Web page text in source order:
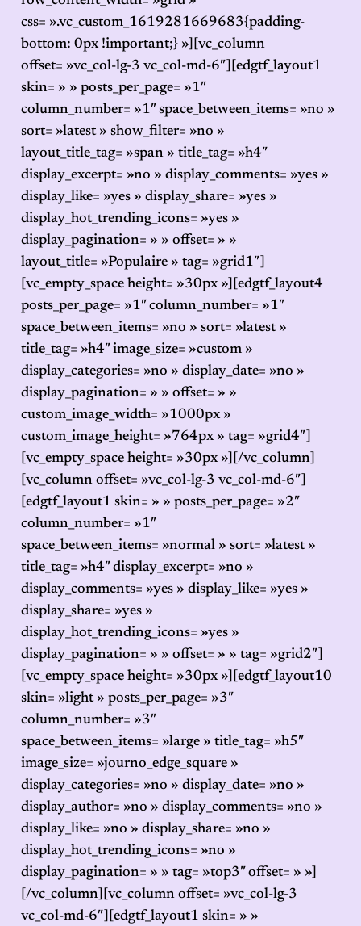
css= ».vc_custom_1619281669683{padding-
bottom: 0px !important;} »][vc_column
offset= »vc_col-lg-3 vc_col-md-6″][edgtf_layout1
skin= » » posts_per_page= »1″
column_number= »1″ space_between_items= »no »
sort= »latest » show_filter= »no »
layout_title_tag= »span » title_tag= »h4″
display_excerpt= »no » display_comments= »yes »
display_like= »yes » display_share= »yes »
display_hot_trending_icons= »yes »
display_pagination= » » offset= » »
layout_title= »Populaire » tag= »grid1″]
[vc_empty_space height= »30px »][edgtf_layout4
posts_per_page= »1″ column_number= »1″
space_between_items= »no » sort= »latest »
title_tag= »h4″ image_size= »custom »
display_categories= »no » display_date= »no »
display_pagination= » » offset= » »
custom_image_width= »1000px »
custom_image_height= »764px » tag= »grid4″]
[vc_empty_space height= »30px »][/vc_column]
[vc_column offset= »vc_col-lg-3 vc_col-md-6″]
[edgtf_layout1 skin= » » posts_per_page= »2″
column_number= »1″
space_between_items= »normal » sort= »latest »
title_tag= »h4″ display_excerpt= »no »
display_comments= »yes » display_like= »yes »
display_share= »yes »
display_hot_trending_icons= »yes »
display_pagination= » » offset= » » tag= »grid2″]
[vc_empty_space height= »30px »][edgtf_layout10
skin= »light » posts_per_page= »3″
column_number= »3″
space_between_items= »large » title_tag= »h5″
image_size= »journo_edge_square »
display_categories= »no » display_date= »no »
display_author= »no » display_comments= »no »
display_like= »no » display_share= »no »
display_hot_trending_icons= »no »
display_pagination= » » tag= »top3″ offset= » »]
[/vc_column][vc_column offset= »vc_col-lg-3
vc_col-md-6″][edgtf_layout1 skin= » »